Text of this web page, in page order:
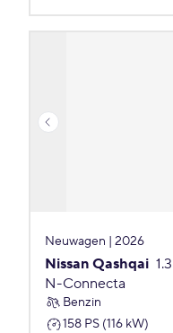
Neuwagen | 2026
Nissan Qashqai
N-Connecta
Benzin
158 PS (116 kW)